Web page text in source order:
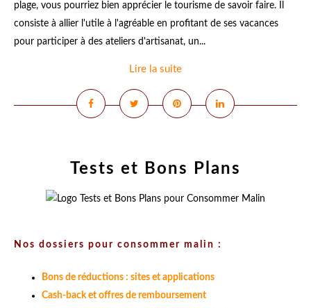
plage, vous pourriez bien apprécier le tourisme de savoir faire. Il
consiste à allier l'utile à l'agréable en profitant de ses vacances
pour participer à des ateliers d'artisanat, un...
Lire la suite
Tests et Bons Plans
Nos dossiers pour consommer malin :
Bons de réductions : sites et applications
Cash-back et offres de remboursement